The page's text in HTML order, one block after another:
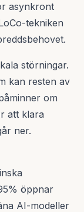
asynkront
tekniken
störningar.
kan resten av
om
att klara
ner.
öppnar
AI-modeller